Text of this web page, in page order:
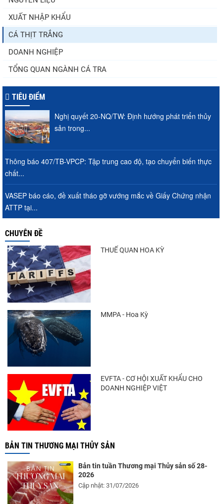
nhiều áp lực
XUẤT NHẬP KHẨU
CÁ THỊT TRẮNG
DOANH NGHIỆP
TỔNG QUAN NGÀNH CÁ TRA
TIÊU ĐIỂM
Nghị quyết 20-NQ/TW: Định hướng phát triển thủy
sản trong...
Thông báo 407/TB-VPCP: Tập trung cao độ, tạo chuyển biến thực
chất...
VASEP báo cáo, đề xuất tháo gỡ vướng mắc về Giấy Chứng nhận
ATTP tại...
CHUYÊN ĐỀ
THUẾ QUAN HOA KỲ
MMPA - Hoa Kỳ
EVFTA - CƠ HỘI XUẤT KHẨU CHO
DOANH NGHIỆP VIỆT
BẢN TIN THƯƠNG MẠI THỦY SẢN
Bản tin tuần Thương mại Thủy sản số 28-
2026
Cập nhật: 31/07/2026